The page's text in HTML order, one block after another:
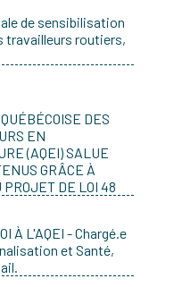
de sensibilisation
travailleurs routiers,
DES
EN
(AQEI) SALUE
GRÂCE À
PROJET DE LOI 48
À L'AQEI - Chargé.e
et Santé,